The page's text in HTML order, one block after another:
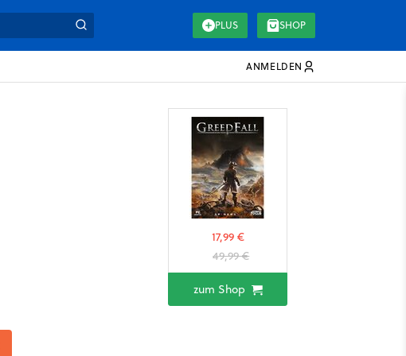
PLUS SHOP
ANMELDEN
17,99 €
49,99 €
zum Shop